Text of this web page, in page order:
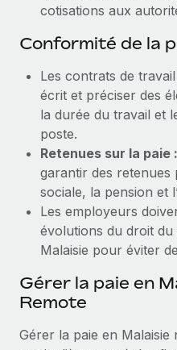
cotisations aux
Conformité de la
Les contrats de
écrit et préciser des
la durée du travail et
poste.
Retenues sur la paie :
garantir des retenues
sociale, la pension et
Les employeurs
évolutions du droit du
Malaisie pour éviter
Gérer la paie en
Remote
Gérer la paie en Malaisie